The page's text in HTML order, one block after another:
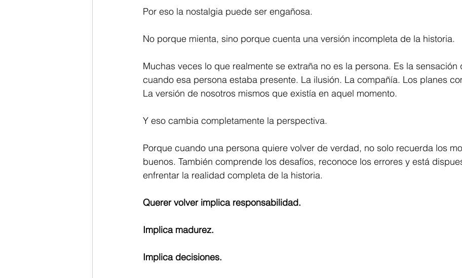
Por eso la nostalgia puede ser engañosa.
No porque mienta, sino porque cuenta una versión incompleta de la historia.
Muchas veces lo que realmente se extraña no es la persona. Es la sensación
cuando esa persona estaba presente. La ilusión. La compañía. Los planes
La versión de nosotros mismos que existía en aquel momento.
Y eso cambia completamente la perspectiva.
Porque cuando una persona quiere volver de verdad, no solo recuerda los
buenos. También comprende los desafíos, reconoce los errores y está
enfrentar la realidad completa de la historia.
Querer volver implica responsabilidad.
Implica madurez.
Implica decisiones.